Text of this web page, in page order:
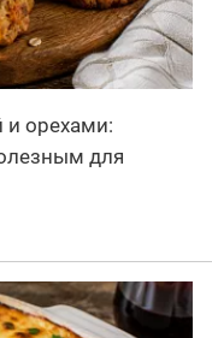
орехами:
для